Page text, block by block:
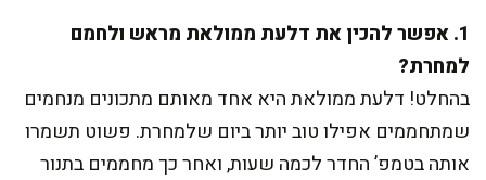
1. אפשר להכין את דלעת ממולאת מראש ולחמם
למחרת?
בהחלט! דלעת ממולאת היא אחד מאותם מתכונים מנחמים
שמתחממים אפילו טוב יותר ביום שלמחרת. פשוט תשמרו
אותה בטמפ’ החדר לכמה שעות, ואחר כך מחממים בתנור